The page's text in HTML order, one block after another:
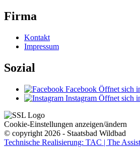
Firma
Kontakt
Impressum
Sozial
Facebook Öffnet sich
Instagram Öffnet sich
Cookie-Einstellungen anzeigen/ändern
© copyright 2026 - Staatsbad Wildbad
Technische Realisierung: TAC | The